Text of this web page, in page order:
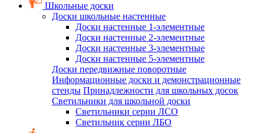
Школьные доски
Доски школьные настенные
Доски настенные 1-элементные
Доски настенные 2-элементные
Доски настенные 3-элементные
Доски настенные 5-элементные
Доски передвижные поворотные
Информационные доски и демонстрационные
стенды Принадлежности для школьных досок
Светильники для школьной доски
Светильники серии ЛСО
Светильник серии ЛБО